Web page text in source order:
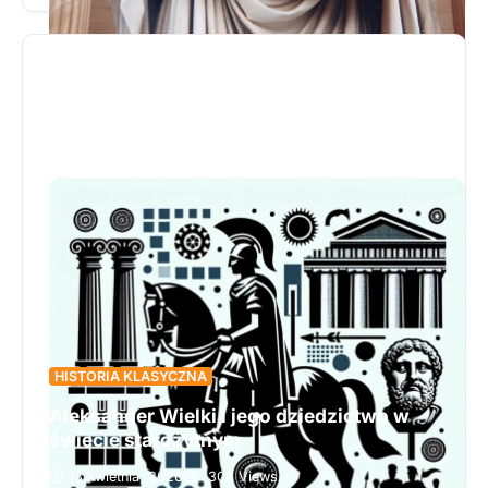
nie tylko wzorców narracyjnych, ale także
„Pieśni o Rolandzie” czy Tasso, którzy
kontynuowali tradycję epicką w nowym
kontekście kulturowym. Chcesz zrozumieć, jak
starożytne eposy ukształtowały europejską
wyobraźnię i tożsamość? Przeczytaj cały artykuł i
odkryj korzenie epickiego dziedzictwa.
HISTORIA KLASYCZNA
Aleksander Wielki i jego dziedzictwo w
świecie starożytnym
13 kwietnia, 2026 308 Views